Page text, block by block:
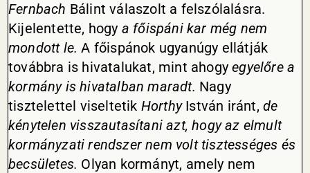
Fernbach Bálint válaszolt a felszólalásra.
Kijelentette, hogy a főispáni kar még nem
mondott le. A főispánok ugyanúgy ellátják
továbbra is hivatalukat, mint ahogyegyelőre a
kormány is hivatalban maradt. Nagy
tisztelettel viseltetik HorthyIstván iránt,de
kénytelen visszautasítani azt, hogy az elmult
kormányzati rendszer nem volt tisztességes és
becsületes. Olyan kormányt, amely nem